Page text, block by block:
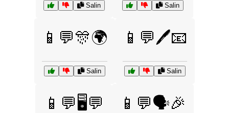
Salin Salin
📱💬🎊🌍
Salin
📱💬🖊️📧
Salin
📱💬🖥️💬 📱💬🗣️🎉